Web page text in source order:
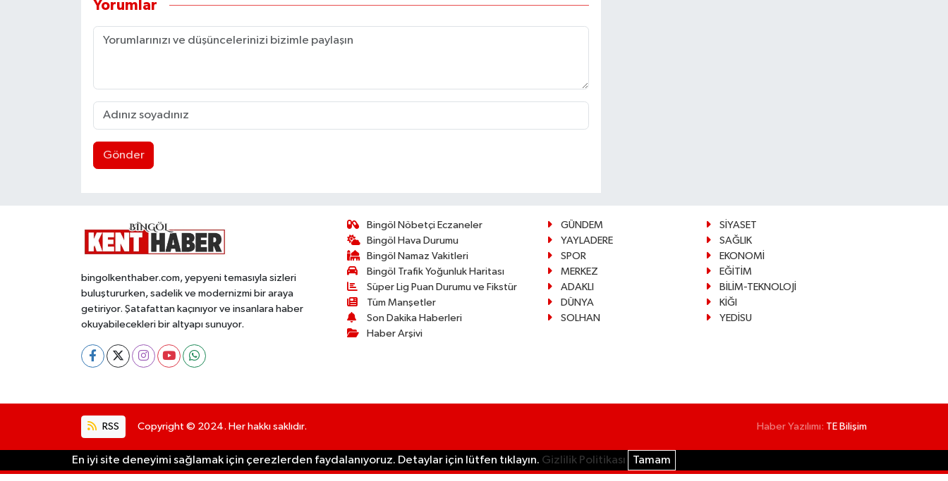
Yorumlar
Gönder
bingolkenthaber.com, yepyeni temasıyla sizleri
buluştururken, sadelik ve modernizmi bir araya
getiriyor. Şatafattan kaçınıyor ve insanlara haber
okuyabilecekleri bir altyapı sunuyor.
Bingöl Nöbetçi Eczaneler
Bingöl Hava Durumu
Bingöl Namaz Vakitleri
Bingöl Trafik Yoğunluk Haritası
Süper Lig Puan Durumu ve Fikstür
Tüm Manşetler
Son Dakika Haberleri
Haber Arşivi
GÜNDEM
SİYASET
YAYLADERE
SAĞLIK
SPOR
EKONOMİ
MERKEZ
EĞİTİM
ADAKLI
BİLİM-TEKNOLOJİ
DÜNYA
KİĞI
SOLHAN
YEDİSU
RSS Copyright © 2024. Her hakkı saklıdır. Haber Yazılımı: TE Bilişim
En iyi site deneyimi sağlamak için çerezlerden faydalanıyoruz. Detaylar için lütfen tıklayın. Gizlilik Politikası Tamam